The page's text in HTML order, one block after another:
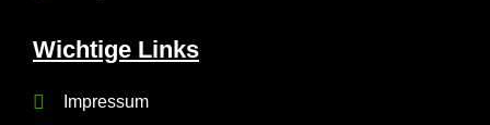
Wichtige Links
Impressum